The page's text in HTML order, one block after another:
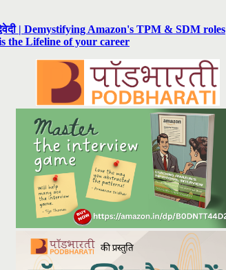
| Demystifying Amazon's TPM & SDM roles
the Lifeline of your career